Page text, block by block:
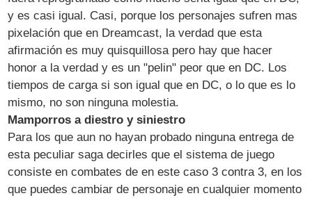
y es casi igual. Casi, porque los personajes sufren mas
pixelación que en Dreamcast, la verdad que esta
afirmación es muy quisquillosa pero hay que hacer
honor a la verdad y es un "pelin" peor que en DC. Los
tiempos de carga si son igual que en DC, o lo que es lo
mismo, no son ninguna molestia.
Mamporros a diestro y siniestro
Para los que aun no hayan probado ninguna entrega de
esta peculiar saga decirles que el sistema de juego
consiste en combates de en este caso 3 contra 3, en los
que puedes cambiar de personaje en cualquier momento